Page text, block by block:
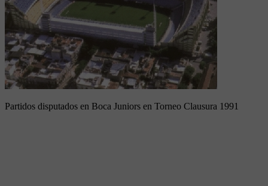
Partidos disputados en Boca Juniors en Torneo Clausura 1991